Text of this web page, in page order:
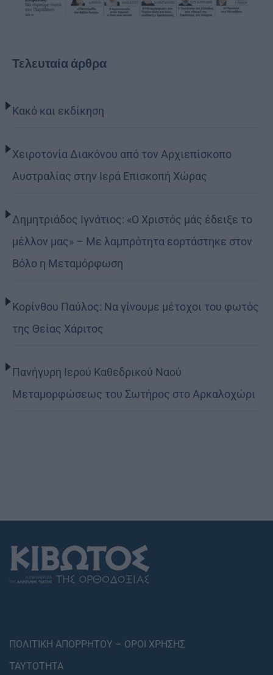
Τελευταία άρθρα
Κακό και εκδίκηση
Χειροτονία Διακόνου από τον Αρχιεπίσκοπο
Αυστραλίας στην Ιερά Επισκοπή Χώρας
Δημητριάδος Ιγνάτιος: «Ο Χριστός μάς έδειξε το
μέλλον μας» – Με λαμπρότητα εορτάστηκε στον
Βόλο η Μεταμόρφωση
Κορίνθου Παύλος: Να γίνουμε μέτοχοι του φωτός
της Θείας Χάριτος
Πανήγυρη Ιερού Καθεδρικού Ναού
Μεταμορφώσεως του Σωτήρος στο Αρκαλοχώρι
ΠΟΛΙΤΙΚΗ ΑΠΟΡΡΗΤΟΥ – ΟΡΟΙ ΧΡΗΣΗΣ
ΤΑΥΤΟΤΗΤΑ